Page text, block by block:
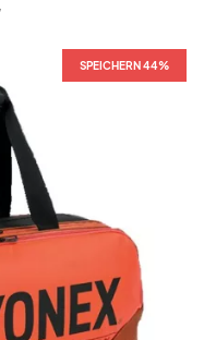
SPEICHERN 44%